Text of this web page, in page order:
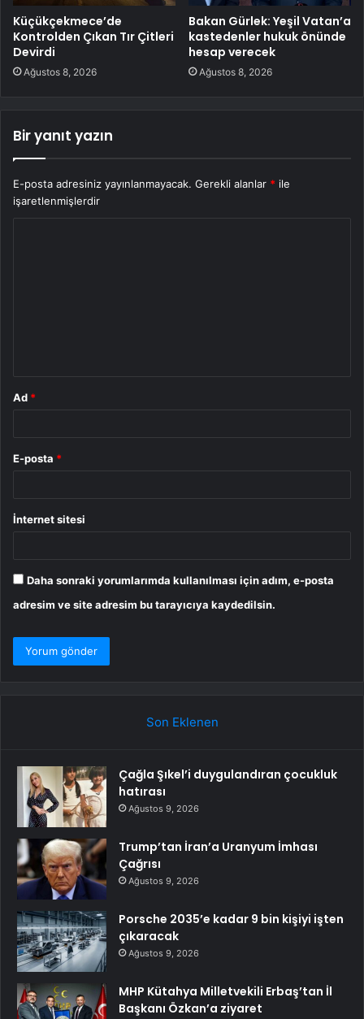
Küçükçekmece’de
Kontrolden Çıkan Tır Çitleri
Devirdi
Ağustos 8, 2026
Bakan Gürlek: Yeşil Vatan’a
kastedenler hukuk önünde
hesap verecek
Ağustos 8, 2026
Bir yanıt yazın
E-posta adresiniz yayınlanmayacak. Gerekli alanlar * ile
işaretlenmişlerdir
Ad *
E-posta *
İnternet sitesi
Daha sonraki yorumlarımda kullanılması için adım, e-posta
adresim ve site adresim bu tarayıcıya kaydedilsin.
Son Eklenen
Çağla Şıkel’i duygulandıran çocukluk
hatırası
Ağustos 9, 2026
Trump’tan İran’a Uranyum İmhası
Çağrısı
Ağustos 9, 2026
Porsche 2035’e kadar 9 bin kişiyi işten
çıkaracak
Ağustos 9, 2026
MHP Kütahya Milletvekili Erbaş’tan İl
Başkanı Özkan’a ziyaret